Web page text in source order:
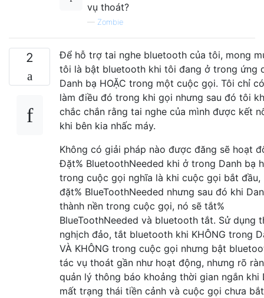
vụ thoát?
— Zombie
2
Để hỗ trợ tai nghe bluetooth của tôi, mong
tôi là bật bluetooth khi tôi đang ở trong ứng
Danh bạ HOẶC trong một cuộc gọi. Tôi chỉ
làm điều đó trong khi gọi nhưng sau đó tôi
chắc chắn rằng tai nghe của mình được kết
khi bên kia nhấc máy.
Không có giải pháp nào được đăng sẽ hoạt
Đặt% BluetoothNeeded khi ở trong Danh bạ
trong cuộc gọi nghĩa là khi cuộc gọi bắt đầu,
đặt% BlueToothNeeded nhưng sau đó khi
thành nền trong cuộc gọi, nó sẽ tắt%
BlueToothNeeded và bluetooth tắt. Sử dụng
nghịch đảo, tắt bluetooth khi KHÔNG trong
VÀ KHÔNG trong cuộc gọi nhưng bật
tác vụ thoát gần như hoạt động, nhưng rõ
quản lý thông báo khoảng thời gian ngắn khi
mất trạng thái tiền cảnh và cuộc gọi chưa